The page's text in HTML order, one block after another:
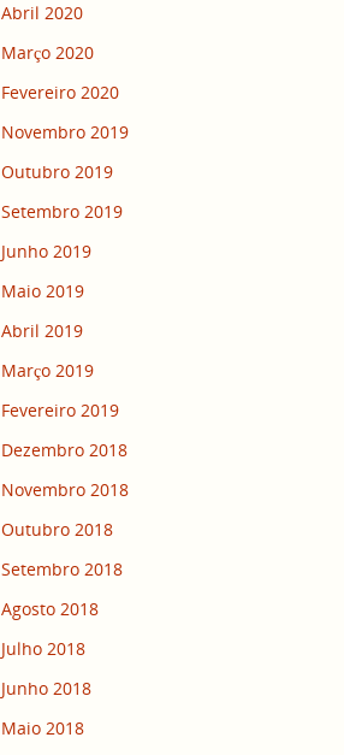
Abril 2020
Março 2020
Fevereiro 2020
Novembro 2019
Outubro 2019
Setembro 2019
Junho 2019
Maio 2019
Abril 2019
Março 2019
Fevereiro 2019
Dezembro 2018
Novembro 2018
Outubro 2018
Setembro 2018
Agosto 2018
Julho 2018
Junho 2018
Maio 2018